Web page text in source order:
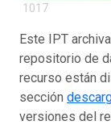
1017
Este IPT
repositorio de
recurso están
sección
versiones del